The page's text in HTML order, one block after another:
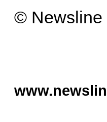
© Newsline